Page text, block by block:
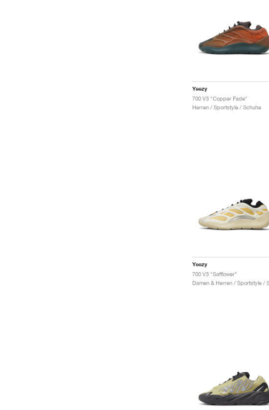
Yeezy
700 V3 "Copper Fade"
Herren / Sportstyle / Schuhe
Yeezy
700 V3 "Safflower"